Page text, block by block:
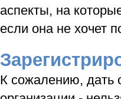
аспекты, на
если она не хочет
К сожалению, дать